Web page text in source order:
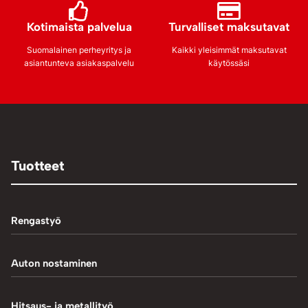
Kotimaista palvelua
Suomalainen perheyritys ja
asiantunteva asiakaspalvelu
Turvalliset maksutavat
Kaikki yleisimmät maksutavat
käytössäsi
Tuotteet
Rengastyö
Palteennostin
Auton nostaminen
1-Pilarinostimet